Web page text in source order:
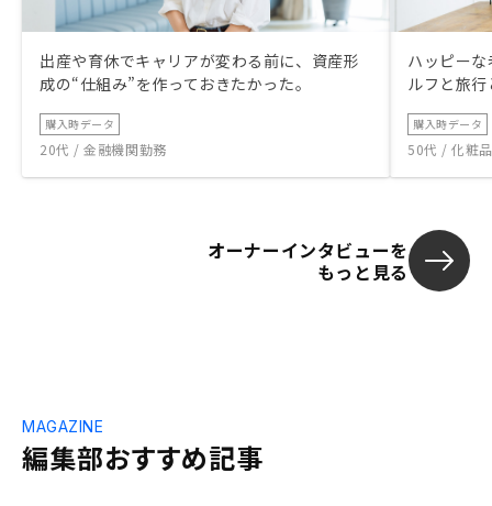
出産や育休でキャリアが変わる前に、資産形
成の“仕組み”を作っておきたかった。
購入時データ
20代 / 金融機関勤務
ハッピー
ルフと旅
購入時データ
50代 / 化粧
オーナーインタビューを
もっと見る
編集部おすすめ記事
MAGAZINE